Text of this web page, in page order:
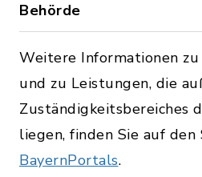
Behörde
Weitere Informationen
und zu Leistungen, die
Zuständigkeitsbereiches
liegen, finden Sie auf den
BayernPortals.